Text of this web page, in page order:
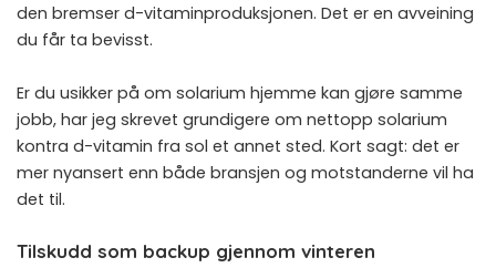
den bremser d-vitaminproduksjonen. Det er en avveining
du får ta bevisst.
Er du usikker på om solarium hjemme kan gjøre samme
jobb, har jeg skrevet grundigere om nettopp solarium
kontra d-vitamin fra sol et annet sted. Kort sagt: det er
mer nyansert enn både bransjen og motstanderne vil ha
det til.
Tilskudd som backup gjennom vinteren